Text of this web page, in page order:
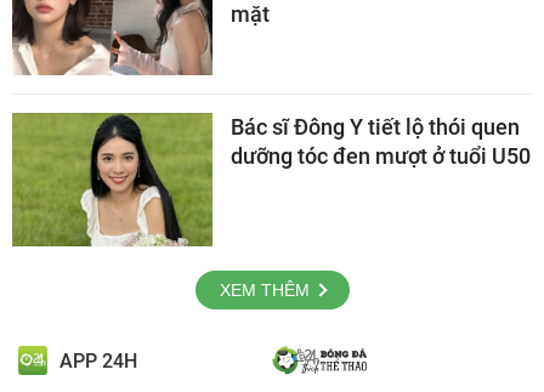
mặt
Bác sĩ Đông Y tiết lộ thói quen
dưỡng tóc đen mượt ở tuổi U50
XEM THÊM
APP 24H